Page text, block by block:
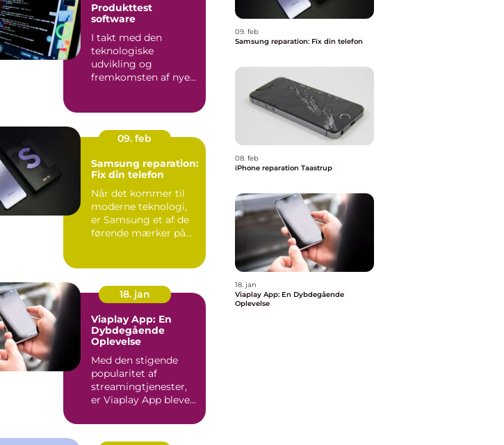
Produkttest
software
I takt med den
teknologiske
udvikling og
fremkomsten af nye
09. feb
Samsung reparation:
Fix din telefon
Når det kommer til
moderne teknologi,
er Samsung et af de
førende mærker på
18. jan
Viaplay App: En
Dybdegående
Oplevelse
Med den stigende
popularitet af
streamingtjenester,
er Viaplay App blevet
platforme...
09. feb
Samsung reparation: Fix din telefon
08. feb
iPhone reparation Taastrup
18. jan
Viaplay App: En Dybdegående
Oplevelse